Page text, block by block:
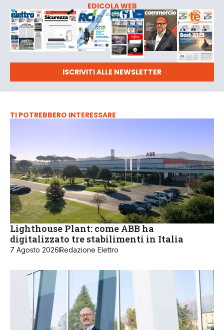
EDICOLA WEB
ISCRIVITI ALLE NEWSLETTER
TI POTREBBERO INTERESSARE
Lighthouse Plant: come ABB ha
digitalizzato tre stabilimenti in Italia
7 Agosto 2026 Redazione Elettro